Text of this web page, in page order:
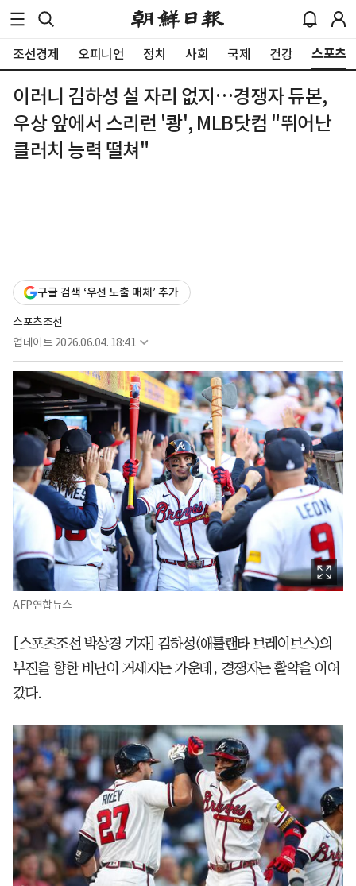
조선경제 오피니언 정치 사회 국제 건강 스포츠
이러니 김하성 설 자리 없지…경쟁자 듀본,
우상 앞에서 스리런 '쾅', MLB닷컴 "뛰어난
클러치 능력 떨쳐"
구글 검색 ‘우선 노출 매체’ 추가
스포츠조선
업데이트 2026.06.04. 18:41
AFP연합뉴스
[스포츠조선 박상경 기자] 김하성(애틀랜타 브레이브스)의
부진을 향한 비난이 거세지는 가운데, 경쟁자는 활약을 이어
갔다.